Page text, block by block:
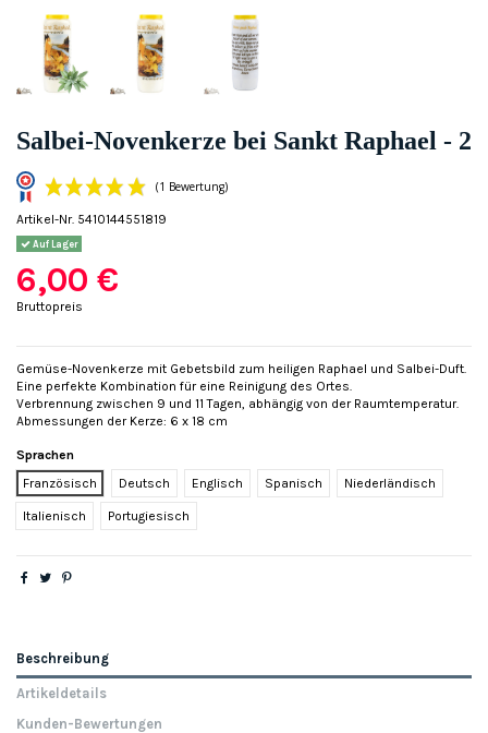
Salbei-Novenkerze bei Sankt Raphael - 2
(1 Bewertung)
Artikel-Nr. 5410144551819
Auf Lager
6,00 €
Bruttopreis
Gemüse-Novenkerze mit Gebetsbild zum heiligen Raphael und Salbei-Duft.
Eine perfekte Kombination für eine Reinigung des Ortes.
Verbrennung zwischen 9 und 11 Tagen, abhängig von der Raumtemperatur.
Abmessungen der Kerze: 6 x 18 cm
Sprachen
Französisch
Deutsch Englisch Spanisch Niederländisch
Italienisch Portugiesisch
Beschreibung
Artikeldetails
Kunden-Bewertungen